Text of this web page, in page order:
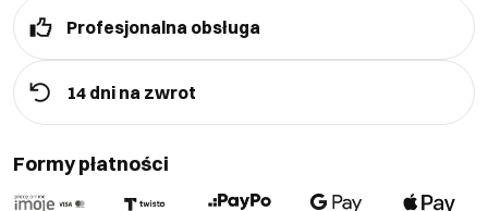
Profesjonalna obsługa
14 dni na zwrot
Formy płatności